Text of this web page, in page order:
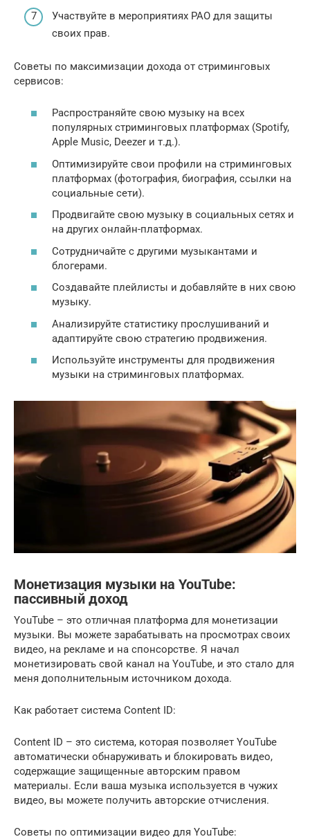
Участвуйте в мероприятиях РАО для защиты
своих прав.
Советы по максимизации дохода от стриминговых
сервисов:
Распространяйте свою музыку на всех
популярных стриминговых платформах (Spotify,
Apple Music, Deezer и т.д.).
Оптимизируйте свои профили на стриминговых
платформах (фотография, биография, ссылки на
социальные сети).
Продвигайте свою музыку в социальных сетях и
на других онлайн-платформах.
Сотрудничайте с другими музыкантами и
блогерами.
Создавайте плейлисты и добавляйте в них свою
музыку.
Анализируйте статистику прослушиваний и
адаптируйте свою стратегию продвижения.
Используйте инструменты для продвижения
музыки на стриминговых платформах.
Монетизация музыки на YouTube:
пассивный доход
YouTube – это отличная платформа для монетизации
музыки. Вы можете зарабатывать на просмотрах своих
видео, на рекламе и на спонсорстве. Я начал
монетизировать свой канал на YouTube, и это стало для
меня дополнительным источником дохода.
Как работает система Content ID:
Content ID – это система, которая позволяет YouTube
автоматически обнаруживать и блокировать видео,
содержащие защищенные авторским правом
материалы. Если ваша музыка используется в чужих
видео, вы можете получить авторские отчисления.
Советы по оптимизации видео для YouTube: